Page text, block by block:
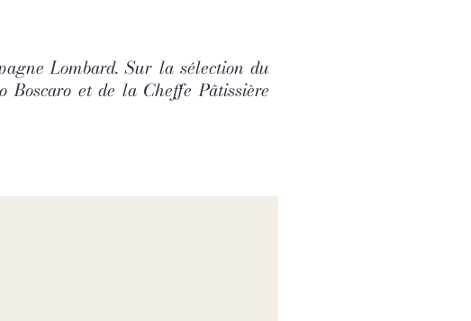
Lombard. Sur la sélection du
et de la Cheffe Pâtissière